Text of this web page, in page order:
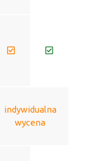
indywidualna
wycena